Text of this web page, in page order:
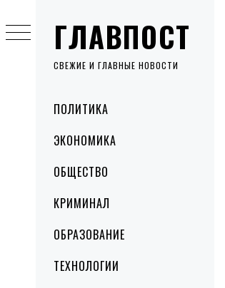
ГЛАВПОСТ
СВЕЖИЕ И ГЛАВНЫЕ НОВОСТИ
MenuПОЛИТИКА
ЭКОНОМИКА
ОБЩЕСТВО
КРИМИНАЛ
ОБРАЗОВАНИЕ
ТЕХНОЛОГИИ
to
content